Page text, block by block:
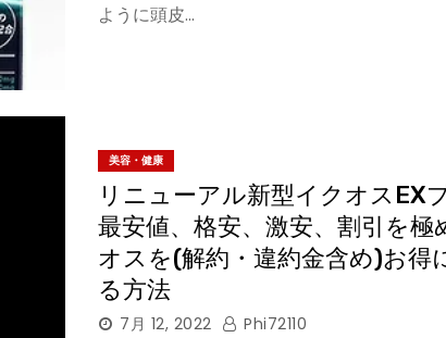
ように頭皮…
美容・健康
リニューアル新型イクオスEX
最安値、格安、激安、割引を極
オスを(解約・違約金含め)お得
る方法
7月 12, 2022 Phi72110